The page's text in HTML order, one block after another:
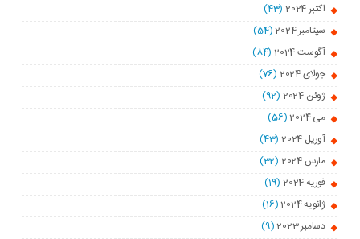
اکتبر 2024
(43)
سپتامبر 2024
(54)
آگوست 2024
(84)
جولای 2024
(76)
ژوئن 2024
(92)
می 2024
(56)
آوریل 2024
(43)
مارس 2024
(32)
فوریه 2024
(19)
ژانویه 2024
(16)
دسامبر 2023
(9)